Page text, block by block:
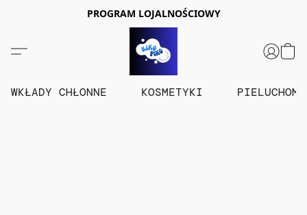
PROGRAM LOJALNOŚCIOWY
WKŁADY CHŁONNE KOSMETYKI